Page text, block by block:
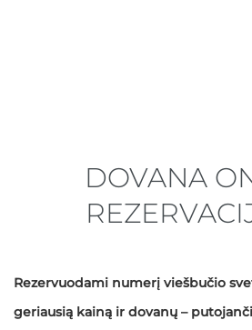
DOVANA
Rezervuodami numerį viešbučio
geriausią kainą ir dovanų –